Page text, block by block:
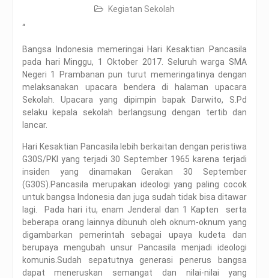
Kegiatan Sekolah
“
Bangsa Indonesia memeringai Hari Kesaktian Pancasila
pada hari Minggu, 1 Oktober 2017. Seluruh warga SMA
Negeri 1 Prambanan pun turut memeringatinya dengan
melaksanakan upacara bendera di halaman upacara
Sekolah. Upacara yang dipimpin bapak Darwito, S.Pd
selaku kepala sekolah berlangsung dengan tertib dan
lancar.
Hari Kesaktian Pancasila lebih berkaitan dengan peristiwa
G30S/PKI yang terjadi 30 September 1965 karena terjadi
insiden yang dinamakan Gerakan 30 September
(G30S).Pancasila merupakan ideologi yang paling cocok
untuk bangsa Indonesia dan juga sudah tidak bisa ditawar
lagi. Pada hari itu, enam Jenderal dan 1 Kapten serta
beberapa orang lainnya dibunuh oleh oknum-oknum yang
digambarkan pemerintah sebagai upaya kudeta dan
berupaya mengubah unsur Pancasila menjadi ideologi
komunis.Sudah sepatutnya generasi penerus bangsa
dapat meneruskan semangat dan nilai-nilai yang